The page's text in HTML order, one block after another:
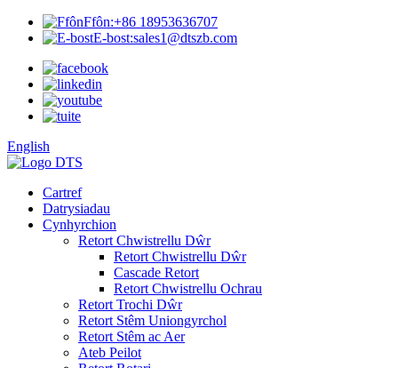
Ffôn:+86 18953636707
E-bost:sales1@dtszb.com
English
Cartref
Datrysiadau
Cynhyrchion
Retort Chwistrellu Dŵr
Retort Chwistrellu Dŵr
Cascade Retort
Retort Chwistrellu Ochrau
Retort Trochi Dŵr
Retort Stêm Uniongyrchol
Retort Stêm ac Aer
Ateb Peilot